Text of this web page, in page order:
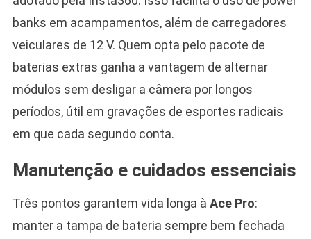
banks em acampamentos, além de carregadores
veiculares de 12 V. Quem opta pelo pacote de
baterias extras ganha a vantagem de alternar
módulos sem desligar a câmera por longos
períodos, útil em gravações de esportes radicais
em que cada segundo conta.
Manutenção e cuidados essenciais
Três pontos garantem vida longa à Ace Pro:
manter a tampa de bateria sempre bem fechada